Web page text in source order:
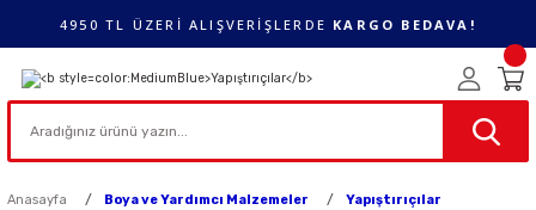
4950 TL ÜZERİ ALIŞVERİŞLERDE KARGO BEDAVA!
Anasayfa Boya ve Yardımcı Malzemeler Yapıştırıçılar